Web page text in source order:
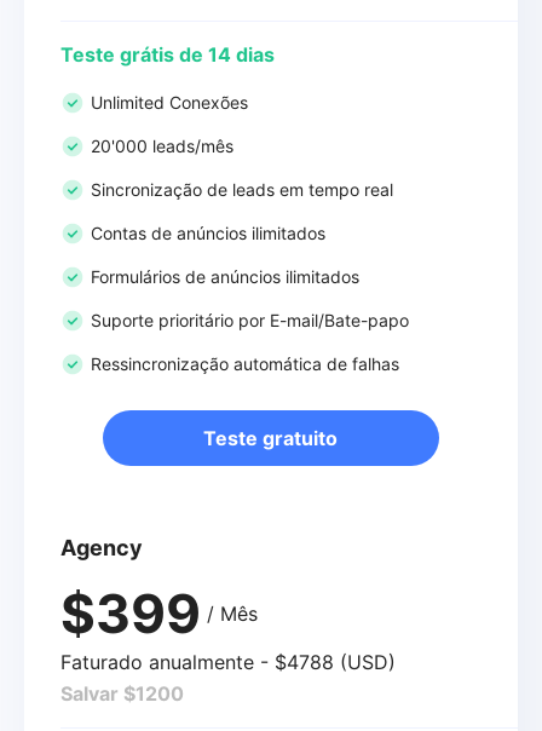
Teste grátis de 14 dias
Unlimited Conexões
20'000 leads/mês
Sincronização de leads em tempo real
Contas de anúncios ilimitados
Formulários de anúncios ilimitados
Suporte prioritário por E-mail/Bate-papo
Ressincronização automática de falhas
Teste gratuito
Agency
$399 / Mês
Faturado anualmente - $4788 (USD)
Salvar $1200